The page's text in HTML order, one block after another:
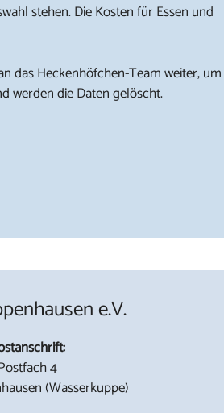
stehen. Die Kosten für Essen und
das Heckenhöfchen-Team weiter, um
werden die Daten gelöscht.
e.V.
4
(Wasserkuppe)